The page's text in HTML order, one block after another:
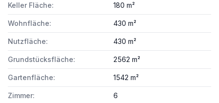
Keller Fläche: 180 m²
Wohnfläche: 430 m²
Nutzfläche: 430 m²
Grundstücksfläche: 2562 m²
Gartenfläche: 1542 m²
Zimmer: 6